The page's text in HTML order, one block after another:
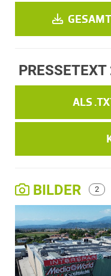
PRESSETEXT
ALS
BILDER 2